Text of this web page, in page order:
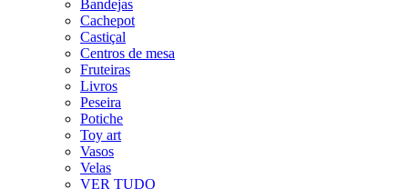
Bandejas
Cachepot
Castiçal
Centros de mesa
Fruteiras
Livros
Peseira
Potiche
Toy art
Vasos
Velas
VER TUDO